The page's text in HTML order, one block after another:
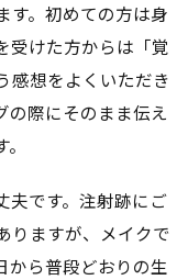
す。初めての方は身
受けた方からは「覚
感想をよくいただき
の際にそのまま伝え
夫です。注射跡にご
りますが、メイクで
から普段どおりの生